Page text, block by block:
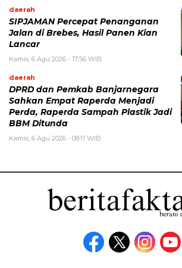
daerah
SIPJAMAN Percepat Penanganan
Jalan di Brebes, Hasil Panen Kian
Lancar
Kamis, 6 Agu 2026 - 17:56 WIB
daerah
DPRD dan Pemkab Banjarnegara
Sahkan Empat Raperda Menjadi
Perda, Raperda Sampah Plastik Jadi
BBM Ditunda
Kamis, 6 Agu 2026 - 08:11 WIB